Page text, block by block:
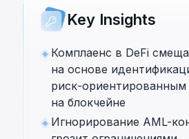
Key Insights
Комплаенс в DeFi
на основе
риск-
на блокчейне
Игнорирование AML-